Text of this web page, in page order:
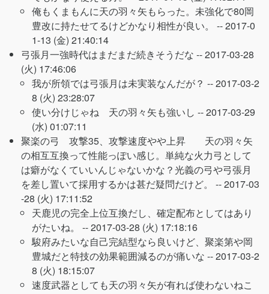
俺もくまもんに天の羽々矢もらった。未強化で80岡
豊改に持たせてるけどかなり相性が良い。 --2017-0
1-13 (金) 21:40:14
弓張月一強時代はまだまだ続きそうだな --2017-03-28
(火) 17:46:06
我が所領では弓張月は未実装なんだが？ --2017-03-2
8 (火) 23:28:07
使い分けじゃね 天の羽々矢も強いし --2017-03-29
(水) 01:07:11
聚楽の弓 攻撃35、攻撃速度やや上昇 天の羽々矢
の相互互換って性能っぽい感じ。単純な火力弓として
は癖がなくていいんじゃないかな？光義の弓や弓張月
を差し置いて採用するかは甚だ疑問だけど。 --2017-03
-28 (火) 17:11:52
天鹿児の完全上位互換だし、確定配布としてはあり
がたいね。 --2017-03-28 (火) 17:18:16
駿府みたいな自己完結型なら良いけど、聚楽第や岡
豊城だと特技の効果範囲減るのが痛いな --2017-03-2
8 (火) 18:15:07
速度武器としても天の羽々矢が有れば使わないねこ